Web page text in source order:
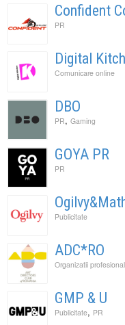
Confident
PR
Digital
Comunicare online
DBO
PR, Gaming
GOYA PR
PR
Publicitate
ADC*RO
Organizatii
GMP & U
Publicitate, PR